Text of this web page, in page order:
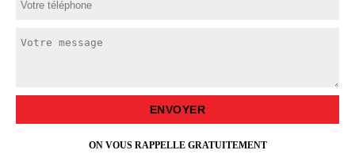
ON VOUS RAPPELLE GRATUITEMENT